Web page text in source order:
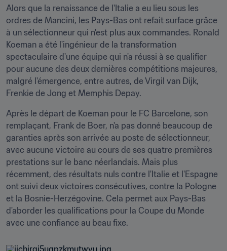
Alors que la renaissance de l'Italie a eu lieu sous les
ordres de Mancini, les Pays-Bas ont refait surface grâce
à un sélectionneur qui n'est plus aux commandes. Ronald
Koeman a été l'ingénieur de la transformation
spectaculaire d'une équipe qui n'a réussi à se qualifier
pour aucune des deux dernières compétitions majeures,
malgré l'émergence, entre autres, de Virgil van Dijk,
Frenkie de Jong et Memphis Depay.
Après le départ de Koeman pour le FC Barcelone, son
remplaçant, Frank de Boer, n'a pas donné beaucoup de
garanties après son arrivée au poste de sélectionneur,
avec aucune victoire au cours de ses quatre premières
prestations sur le banc néerlandais. Mais plus
récemment, des résultats nuls contre l'Italie et l'Espagne
ont suivi deux victoires consécutives, contre la Pologne
et la Bosnie-Herzégovine. Cela permet aux Pays-Bas
d'aborder les qualifications pour la Coupe du Monde
avec une confiance au beau fixe.